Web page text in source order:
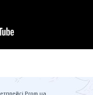
Prom.ua